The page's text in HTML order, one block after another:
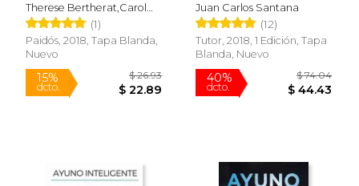
Therese Bertherat,Carol
Bernstein
(1)
Paidós, 2018, Tapa Blanda,
Nuevo
Juan Carlos Santana
(12)
Tutor, 2018, 1 Edición, Tapa
Blanda, Nuevo